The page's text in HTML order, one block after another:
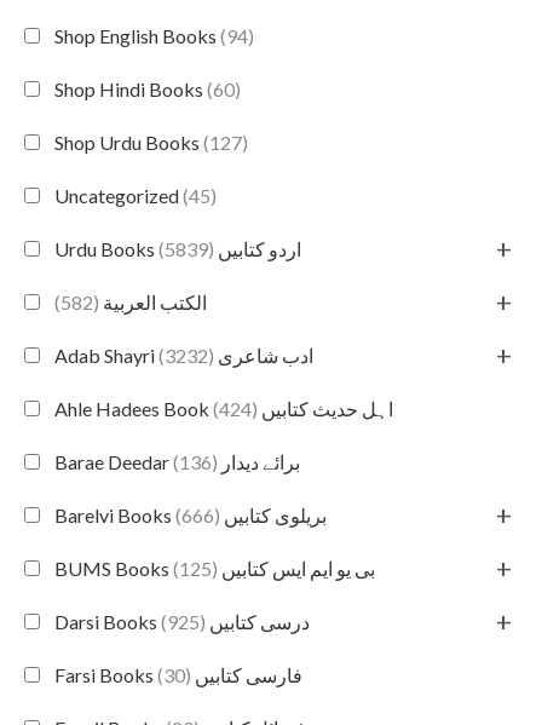
Shop English Books (94)
Shop Hindi Books (60)
Shop Urdu Books (127)
Uncategorized(45)
Urdu Books اردو کتابیں (5839) +
الكتب العربية (582) +
Adab Shayri ادب شاعری (3232) +
Ahle Hadees Book اہل حدیث کتابیں (424)
Barae Deedar برائے دیدار (136)
Barelvi Books بریلوی کتابیں (666) +
BUMS Books بی یو ایم ایس کتابیں (125) +
Darsi Books درسی کتابیں (925) +
Farsi Books فارسی کتابیں (30)